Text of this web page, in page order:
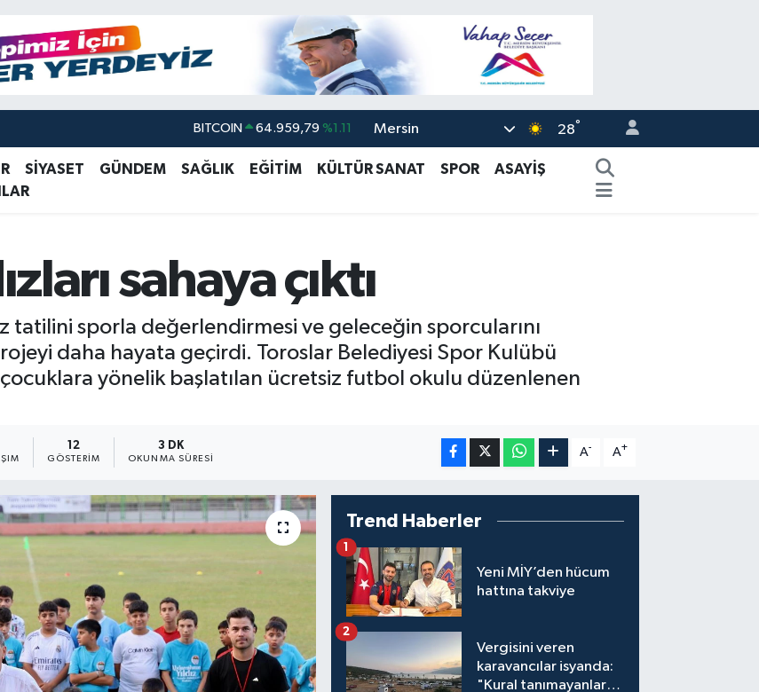
DOLAR 47,7436 %0.18
EURO 55,2510 %0.32
BITCOIN 64.959,79 %1.11
Mersin 28°
SİYASET GÜNDEM SAĞLIK EĞİTİM KÜLTÜR SANAT SPOR
ASAYİŞ
sahaya çıktı
tatilini sporla değerlendirmesi ve geleceğin sporcularını
daha hayata geçirdi. Toroslar Belediyesi Spor Kulübü
yönelik başlatılan ücretsiz futbol okulu düzenlenen
12
GÖSTERIM
3 DK
OKUNMA SÜRESI
A- A+
Trend Haberler
Yeni MİY’den hücum
hattına takviye
1
Vergisini veren
karavancılar isyanda:
"Kural tanımayanlar
2